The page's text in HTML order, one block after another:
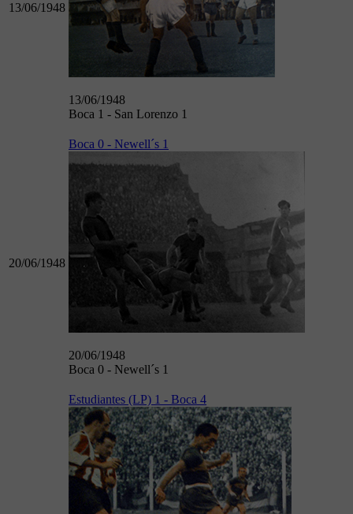
13/06/1948
13/06/1948
Boca 1 - San Lorenzo 1
20/06/1948
Boca 0 - Newell´s 1
20/06/1948
Boca 0 - Newell´s 1
Estudiantes (LP) 1 - Boca 4